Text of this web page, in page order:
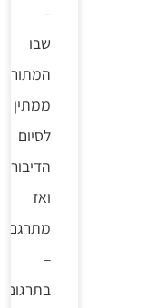
–
שבו
המתורגמן
ממתין
לסיום
הדיבור
ואז
מתרגם
–
בתרגום